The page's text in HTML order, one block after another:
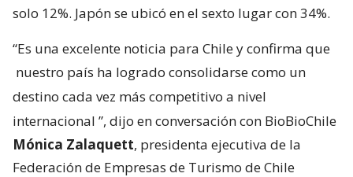
solo 12%. Japón se ubicó en el sexto lugar con 34%.
“Es una excelente noticia para Chile y confirma que
nuestro país ha logrado consolidarse como un
destino cada vez más competitivo a nivel
internacional ”, dijo en conversación con BioBioChile
Mónica Zalaquett, presidenta ejecutiva de la
Federación de Empresas de Turismo de Chile